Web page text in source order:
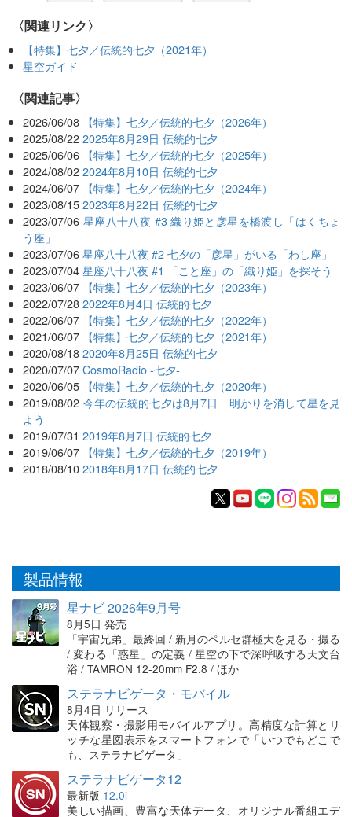
〈関連リンク〉
【特集】七夕／伝統的七夕（2021年）
星空ガイド
関連記事
2026/06/08 【特集】七夕／伝統的七夕（2026年）
2025/08/22 2025年8月29日 伝統的七夕
2025/06/06 【特集】七夕／伝統的七夕（2025年）
2024/08/02 2024年8月10日 伝統的七夕
2024/06/07 【特集】七夕／伝統的七夕（2024年）
2023/08/15 2023年8月22日 伝統的七夕
2023/07/06 星座八十八夜 #3 織り姫と彦星を橋渡し「はくちょ
う座」
2023/07/06 星座八十八夜 #2 七夕の「彦星」がいる「わし座」
2023/07/04 星座八十八夜 #1 「こと座」の「織り姫」を探そう
2023/06/07 【特集】七夕／伝統的七夕（2023年）
2022/07/28 2022年8月4日 伝統的七夕
2022/06/07 【特集】七夕／伝統的七夕（2022年）
2021/06/07 【特集】七夕／伝統的七夕（2021年）
2020/08/18 2020年8月25日 伝統的七夕
2020/07/07 CosmoRadio -七夕-
2020/06/05 【特集】七夕／伝統的七夕（2020年）
2019/08/02 今年の伝統的七夕は8月7日 明かりを消して星を見
よう
2019/07/31 2019年8月7日 伝統的七夕
2019/06/07 【特集】七夕／伝統的七夕（2019年）
2018/08/10 2018年8月17日 伝統的七夕
製品情報
星ナビ 2026年9月号
8月5日 発売
「宇宙兄弟」最終回 / 新月のペルセ群極大を見る・撮る
/ 変わる「惑星」の定義 / 星空の下で深呼吸する天文台
浴 / TAMRON 12-20mm F2.8 / ほか
ステラナビゲータ・モバイル
8月4日 リリース
天体観察・撮影用モバイルアプリ。高精度な計算とリ
ッチな星図表示をスマートフォンで「いつでもどこで
も、ステラナビゲータ」
ステラナビゲータ12
最新版 12.0i
美しい描画、豊富な天体データ、オリジナル番組エデ